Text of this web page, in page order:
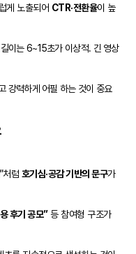
게 노출되어 CTR·전환율이 높
이는 6~15초가 이상적. 긴 영상
강력하게 어필 하는 것이 중요
처럼 호기심·공감 기반의 문구가
후기 공모”등 참여형 구조가